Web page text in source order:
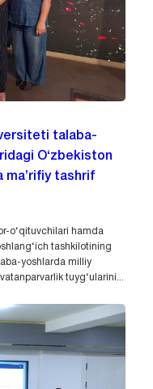
talaba-
O‘zbekiston
ma’rifiy tashrif
o‘qituvchilari hamda
tashkilotining
yoshlarda milliy
tuyg‘ularini...